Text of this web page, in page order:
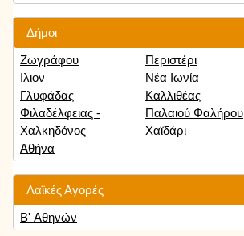
Δήμοι
Ζωγράφου
Ιλιον
Γλυφάδας
Φιλαδέλφειας -
Χαλκηδόνος
Αθήνα
Περιστέρι
Νέα Ιωνία
Καλλιθέας
Παλαιού Φαλήρου
Χαϊδάρι
Λαϊκές Αγορές
Β' Αθηνών